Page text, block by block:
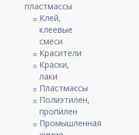
пластмассы
Клей,
клеевые
смеси
Красители
Краски,
лаки
Пластмассы
Полиэтилен,
пропилен
Промышленная